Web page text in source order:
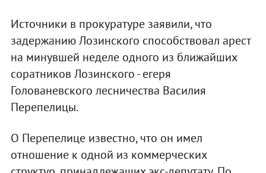
Источники в прокуратуре заявили, что
задержанию Лозинского способствовал арест
на минувшей неделе одного из ближайших
соратников Лозинского - егеря
Голованевского лесничества Василия
Перепелицы.
О Перепелице известно, что он имел
отношение к одной из коммерческих